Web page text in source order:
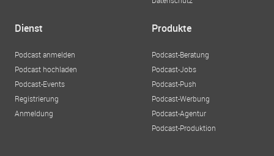
Dienst
Podcast anmelden
Podcast hochladen
Podcast-Events
Registrierung
Anmeldung
Produkte
Podcast-Beratung
Podcast-Jobs
Podcast-Push
Podcast-Werbung
Podcast-Agentur
Podcast-Produktion